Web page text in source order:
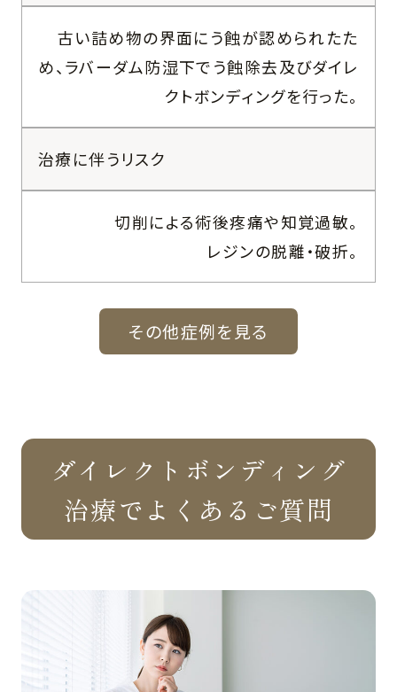
古い詰め物の界面にう蝕が認められたた
め、ラバーダム防湿下でう蝕除去及びダイレ
クトボンディングを行った。
治療に伴うリスク
切削による術後疼痛や知覚過敏。
レジンの脱離・破折。
その他症例を見る
ダイレクトボンディング
治療でよくあるご質問